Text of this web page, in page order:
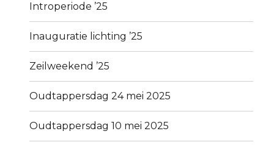
Introperiode ’25
Inauguratie lichting ’25
Zeilweekend ’25
Oudtappersdag 24 mei 2025
Oudtappersdag 10 mei 2025